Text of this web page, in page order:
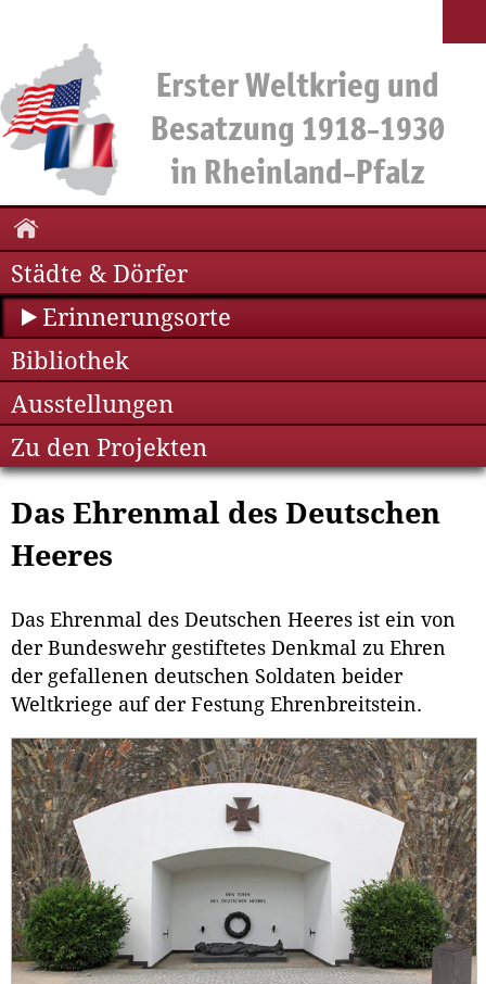
Städte & Dörfer
Erinnerungsorte
Bibliothek
Ausstellungen
Zu den Projekten
Das Ehrenmal des Deutschen
Heeres
Das Ehrenmal des Deutschen Heeres ist ein von
der Bundeswehr gestiftetes Denkmal zu Ehren
der gefallenen deutschen Soldaten beider
Weltkriege auf der Festung Ehrenbreitstein.